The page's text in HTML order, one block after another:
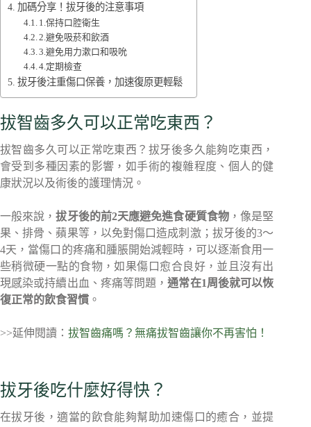
加碼分享！拔牙後的注意事項
1.保持口腔衛生
2.避免吸菸和飲酒
3.避免用力漱口和吸吮
4.定期檢查
拔牙後注重傷口保養，加速復原更輕鬆
拔智齒多久可以正常吃東西？
拔智齒多久可以正常吃東西？拔牙後多久能夠吃東西，
會受到多種因素的影響，如手術的複雜程度、個人的健
康狀況以及術後的護理情況。
一般來說，拔牙後的前2天應避免進食硬質食物，像是堅
果、排骨、蘋果等，以免對傷口造成刺激；拔牙後的3～
4天，當傷口的疼痛和腫脹開始減輕時，可以逐漸食用一
些稍微硬一點的食物，如果傷口愈合良好，並且沒有出
現感染或持續出血、疼痛等問題，通常在1周後就可以恢
復正常的飲食習慣 。
>>延伸閱讀： 拔智齒痛嗎？無痛拔智齒讓你不再害怕！
拔牙後吃什麼好得快？
在拔牙後，適當的飲食能夠幫助加速傷口的癒合，並提